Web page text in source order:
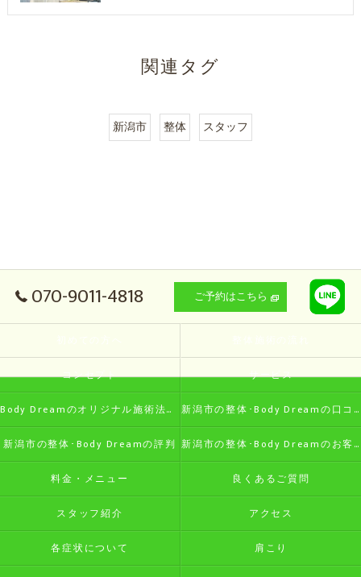
関連タグ
新潟市 整体 スタッフ
070-9011-4818 ご予約はこちら
コンセプト サービス
Body Dreamのオリジナル施術法の特徴 新潟市の整体･Body Dreamの口コミ情報
新潟市の整体･Body Dreamの評判 新潟市の整体･Body Dreamのお客様の声
料金・メニュー 良くあるご質問
スタッフ紹介 アクセス
各症状について 肩こり